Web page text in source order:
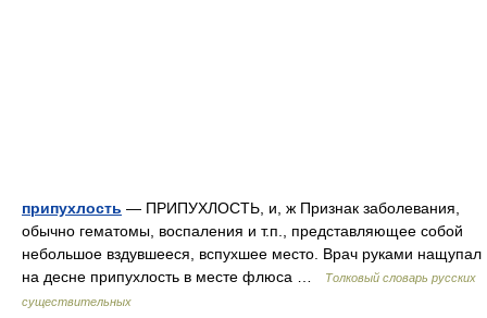
припухлость — ПРИПУХЛОСТЬ, и, ж Признак заболевания,
обычно гематомы, воспаления и т.п., представляющее собой
небольшое вздувшееся, вспухшее место. Врач руками нащупал
на десне припухлость в месте флюса …
Толковый словарь русских
существительных